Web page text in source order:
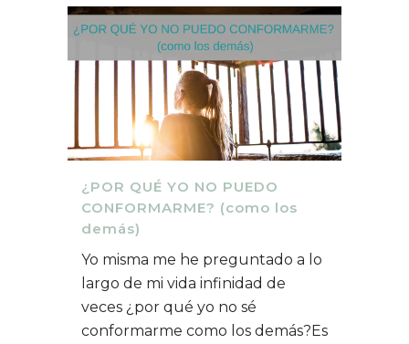
¿POR QUÉ YO NO PUEDO
CONFORMARME? (como los
demás)
Yo misma me he preguntado a lo
largo de mi vida infinidad de
veces ¿por qué yo no sé
conformarme como los demás?Es